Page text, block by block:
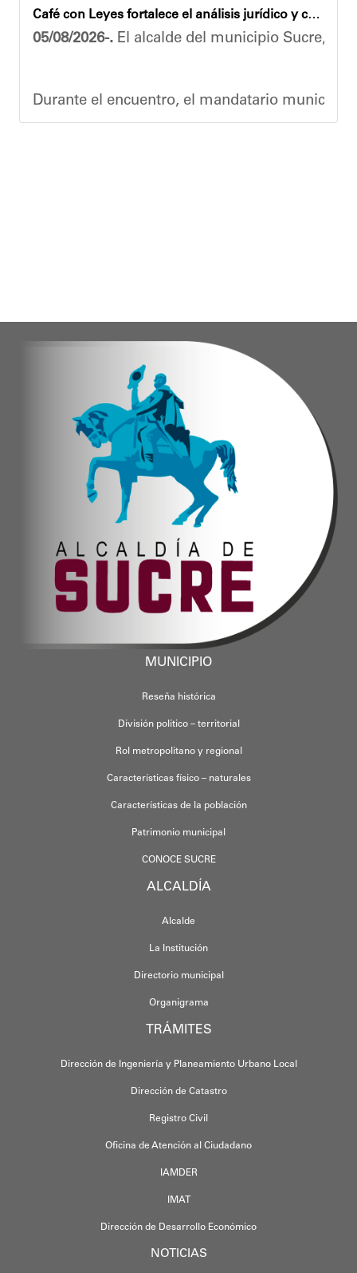
Esta jornada ratifica el esfuerzo articulado
Café con Leyes fortalece el análisis jurídico y constitucional en el municipio Sucre
05/08/2026-. El alcalde del municipio Sucre,
Durante el encuentro, el mandatario
Oskarina Rosso.
MUNICIPIO
Reseña histórica
División político – territorial
Rol metropolitano y regional
Características físico – naturales
Características de la población
Patrimonio municipal
CONOCE SUCRE
ALCALDÍA
Alcalde
La Institución
Directorio municipal
Organigrama
TRÁMITES
Dirección de Ingeniería y Planeamiento Urbano Local
Dirección de Catastro
Registro Civil
Oficina de Atención al Ciudadano
IAMDER
IMAT
Dirección de Desarrollo Económico
NOTICIAS